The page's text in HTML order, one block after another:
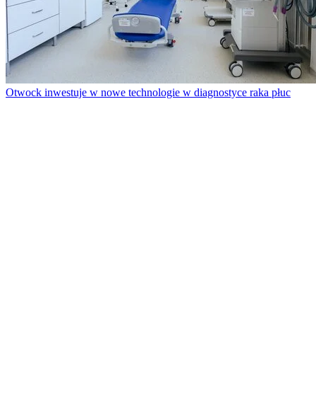
Otwock inwestuje w nowe technologie w diagnostyce raka płuc